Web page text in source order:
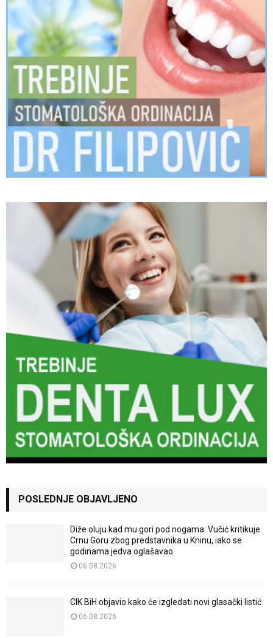
POSLEDNJE OBJAVLJENO
Diže oluju kad mu gori pod nogama: Vučić kritikuje
Crnu Goru zbog predstavnika u Kninu, iako se
godinama jedva oglašavao
06.08.2026
CIK BiH objavio kako će izgledati novi glasački listić
06.08.2026